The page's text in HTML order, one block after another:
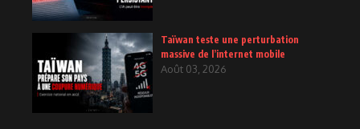
Taïwan teste une perturbation
massive de l’internet mobile
Août 03, 2026